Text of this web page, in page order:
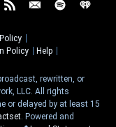
Policy
Help
rewritten, or
LLC. All rights
or delayed by at least 15
. Powered and